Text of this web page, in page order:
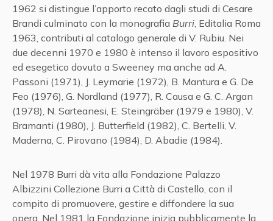
1962 si distingue l’apporto recato dagli studi di Cesare
Brandi culminato con la monografia Burri , Editalia Roma
1963, contributi al catalogo generale di V. Rubiu. Nei
due decenni 1970 e 1980 è intenso il lavoro espositivo
ed esegetico dovuto a Sweeney ma anche ad A.
Passoni (1971), J. Leymarie (1972), B. Mantura e G. De
Feo (1976), G. Nordland (1977), R. Causa e G. C. Argan
(1978), N. Sarteanesi, E. Steingräber (1979 e 1980), V.
Bramanti (1980), J. Butterfield (1982), C. Bertelli, V.
Maderna, C. Pirovano (1984), D. Abadie (1984).
Nel 1978 Burri dà vita alla Fondazione Palazzo
Albizzini Collezione Burri a Città di Castello, con il
compito di promuovere, gestire e diffondere la sua
opera. Nel 1981 la Fondazione inizia pubblicamente la